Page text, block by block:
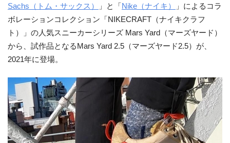
Sachs（トム・サックス）
」と「Nike（ナイキ）
」によるコラ
ボレーションコレクション「NIKECRAFT（ナイキクラフ
ト）」の人気スニーカーシリーズ Mars Yard（マーズヤード）
から、試作品となるMars Yard 2.5（マーズヤード2.5）が、
2021年に登場。